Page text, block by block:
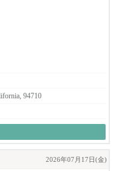
physical stamin
interest in or knowledge
94710
2026年07月17日(金)